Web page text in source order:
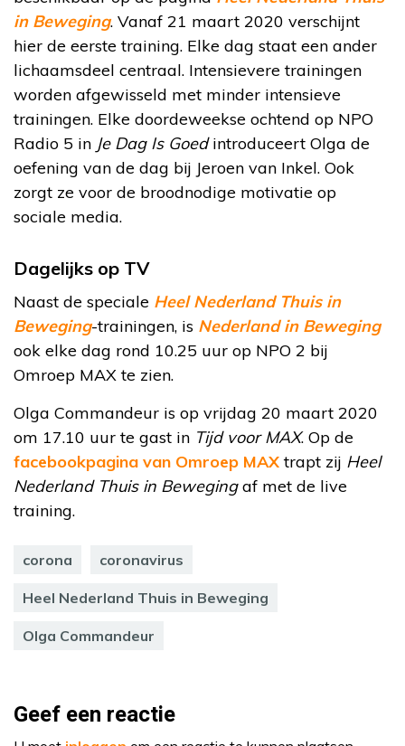
in Beweging. Vanaf 21 maart 2020 verschijnt
hier de eerste training. Elke dag staat een ander
lichaamsdeel centraal. Intensievere trainingen
worden afgewisseld met minder intensieve
trainingen. Elke doordeweekse ochtend op NPO
Radio 5 in Je Dag Is Goedintroduceert Olga de
oefening van de dag bij Jeroen van Inkel. Ook
zorgt ze voor de broodnodige motivatie op
sociale media.
Dagelijks op TV
Naast de speciale Heel Nederland Thuis in
Beweging-trainingen, is Nederland in Beweging
ook elke dag rond 10.25 uur op NPO 2 bij
Omroep MAX te zien.
Olga Commandeur is op vrijdag 20 maart 2020
om 17.10 uur te gast in Tijd voor MAX. Op de
facebookpagina van Omroep MAXtrapt zij Heel
Nederland Thuis in Bewegingaf met de live
training.
corona coronavirus
Heel Nederland Thuis in Beweging
Olga Commandeur
Geef een reactie